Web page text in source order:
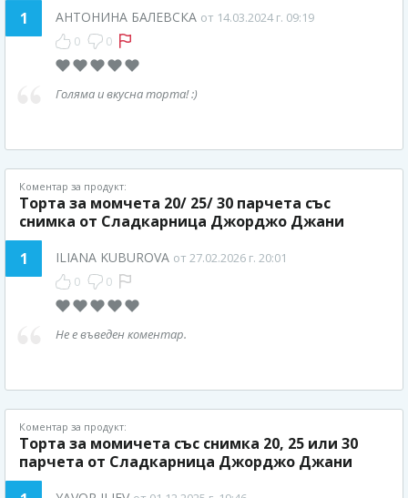
1 АНТОНИНА БАЛЕВСКА от 14.03.2024 г. 09:19
0 0
Голяма и вкусна торта! :)
Коментар за продукт:
Торта за момчета 20/ 25/ 30 парчета със
снимка от Сладкарница Джорджо Джани
1
ILIANA KUBUROVA от 27.02.2026 г. 20:01
0 0
Не е въведен коментар.
Коментар за продукт:
Торта за момичета със снимка 20, 25 или 30
парчета от Сладкарница Джорджо Джани